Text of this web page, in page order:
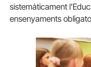
sistemàticament
ensenyaments